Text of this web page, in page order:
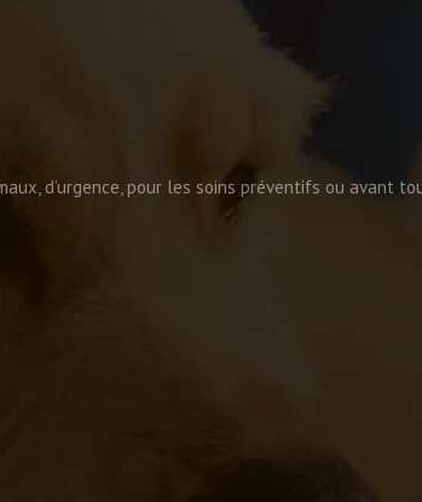
d’urgence, pour les soins préventifs ou avant